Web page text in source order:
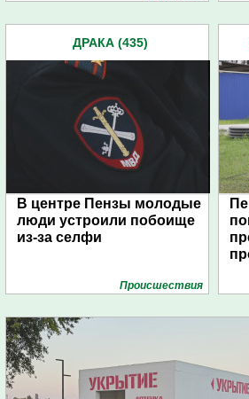
ДРАКА (435)
В центре Пензы молодые
люди устроили побоище
из-за селфи
Проиcшествия